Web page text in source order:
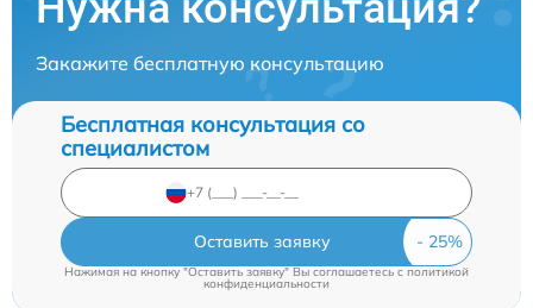
Закажите бесплатную консультацию
Бесплатная консультация со
специалистом
Оставить заявку
Нажимая на кнопку "Оставить заявку" Вы соглашаетесь cполитикой
конфиденциальности